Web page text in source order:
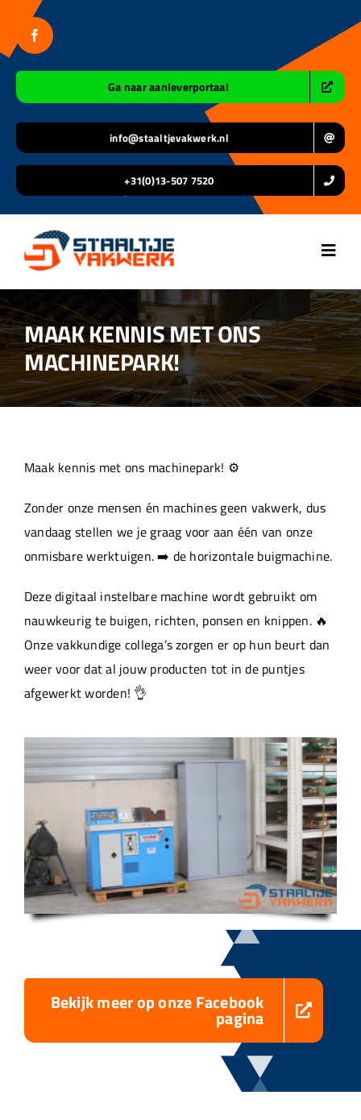
inhoud
Ga naar aanleverportaal
info@staaltjevakwerk.nl
+31(0)13-507 7520
Home
Over ons
Machinepark
Werken bij
MAAK KENNIS MET ONS
MACHINEPARK!
Maak kennis met ons machinepark! ⚙️
Zonder onze mensen én machines geen vakwerk, dus
vandaag stellen we je graag voor aan één van onze
onmisbare werktuigen. ➡️ de horizontale buigmachine.
Deze digitaal instelbare machine wordt gebruikt om
nauwkeurig te buigen, richten, ponsen en knippen. 🔥
Onze vakkundige collega’s zorgen er op hun beurt dan
weer voor dat al jouw producten tot in de puntjes
afgewerkt worden! 👌
Bekijk meer op onze Facebook
pagina